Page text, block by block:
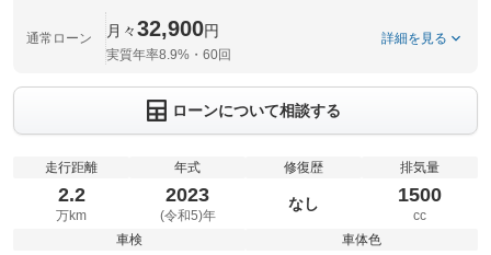
通常ローン 月々32,900円
実質年率8.9%・60回
詳細を見る
ローンについて相談する
走行距離
2.2
万km
年式
2023
(令和5)年
修復歴
なし
排気量
1500
cc
車検
車体色